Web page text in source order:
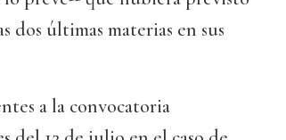
dos últimas materias en sus
a la convocatoria